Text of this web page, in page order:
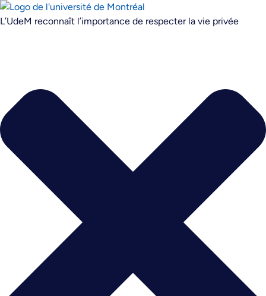
L’UdeM reconnaît l’importance de respecter la vie privée